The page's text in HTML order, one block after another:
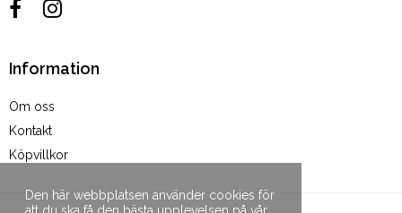
Den här webbplatsen använder cookies för
Information
Om oss
Kontakt
Köpvillkor